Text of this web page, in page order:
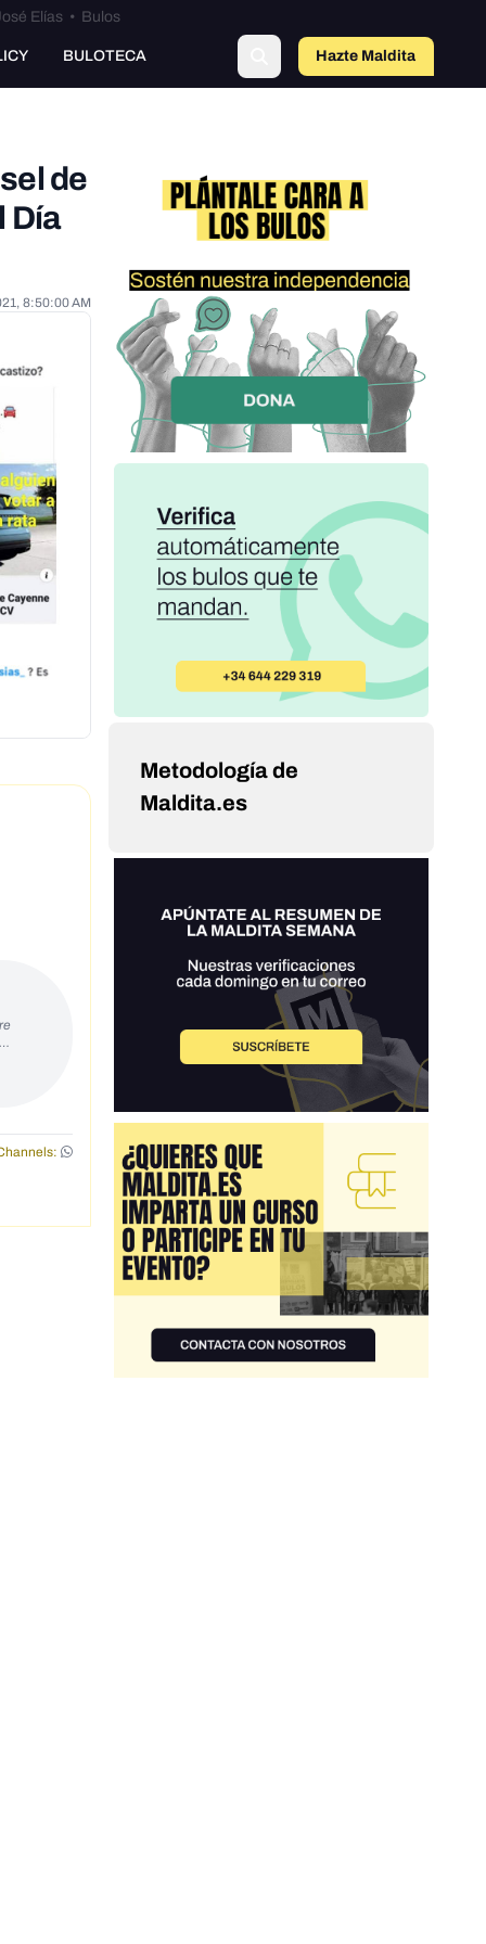
Elías• Bulos
BULOTECA Hazte Maldito
a
de
Día
8:50:00 AM
Metodología de
Maldita.es